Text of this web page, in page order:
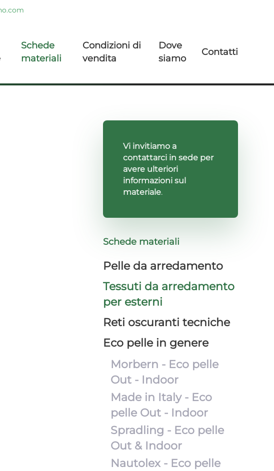
Schede
materiali
Condizioni di
vendita
Dove
siamo
Contatti
Vi invitiamo a
contattarci in sede per
avere ulteriori
informazioni sul
materiale.
Schede materiali
Pelle da arredamento
Tessuti da arredamento
per esterni
Reti oscuranti tecniche
Eco pelle in genere
Morbern - Eco pelle
Out - Indoor
Made in Italy - Eco
pelle Out - Indoor
Spradling - Eco pelle
Out & Indoor
Nautolex - Eco pelle